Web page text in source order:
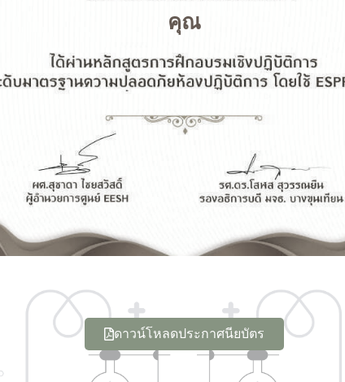
คุณ
ดาวน์โหลดประกาศนียบัตร